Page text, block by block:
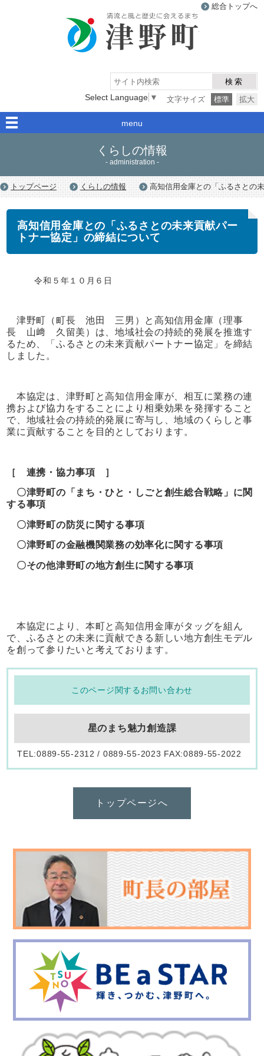
総合トップへ
検索
文字サイズ
標準 拡大
Select Language ▼
menu
くらしの情報
- administration -
トップページ くらしの情報 高知信用金庫との「ふるさとの
高知信用金庫との「ふるさとの未来貢献パー
トナー協定」の締結について
令和５年１０月６日
津野町（町長 池田 三男）と高知信用金庫（理事
長 山﨑 久留美）は、地域社会の持続的発展を推進す
るため、「ふるさとの未来貢献パートナー協定」を締結
しました。
本協定は、津野町と高知信用金庫が、相互に業務の連
携および協力をすることにより相乗効果を発揮すること
で、地域社会の持続的発展に寄与し、地域のくらしと事
業に貢献することを目的としております。
［ 連携・協力事項 ］
〇津野町の「まち・ひと・しごと創生総合戦略」に関
する事項
〇津野町の防災に関する事項
〇津野町の金融機関業務の効率化に関する事項
〇その他津野町の地方創生に関する事項
本協定により、本町と高知信用金庫がタッグを組ん
で、ふるさとの未来に貢献できる新しい地方創生モデル
を創って参りたいと考えております。
このページ関するお問い合わせ
星のまち魅力創造課
TEL:0889-55-2312 / 0889-55-2023 FAX:0889-55-2022
トップページへ